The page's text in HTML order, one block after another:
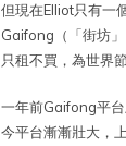
但現在Elliot只有一
Gaifong（「街坊
只租不買，為世界
一年前Gaifong平
今平台漸漸壯大，